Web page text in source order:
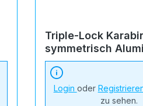
Triple-Lock
symmetrisch
47821
Login oder
zu sehen.